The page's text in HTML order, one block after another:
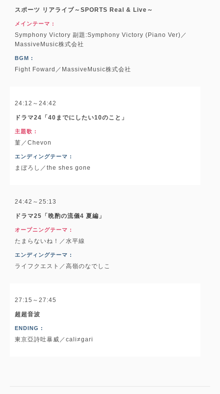
スポーツ リアライブ～SPORTS Real & Live～
メインテーマ :
Symphony Victory 副題:Symphony Victory (Piano Ver)／
MassiveMusic株式会社
BGM :
Fight Foward／MassiveMusic株式会社
24:12～24:42
ドラマ24「40までにしたい10のこと」
主題歌 :
菫／Chevon
エンディングテーマ :
まぼろし／the shes gone
24:42～25:13
ドラマ25「晩酌の流儀4 夏編」
オープニングテーマ :
たまらないね！／水平線
エンディングテーマ :
ライフクエスト／高嶺のなでしこ
27:15～27:45
超超音波
ENDING :
東京亞詩吐暴威／cali≠gari